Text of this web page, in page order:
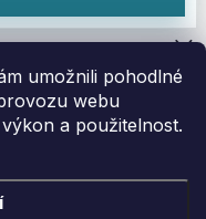
umožnili pohodlné
webu
a použitelnost.